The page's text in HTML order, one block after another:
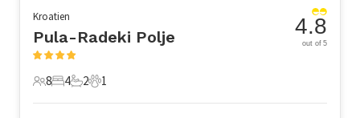
Kroatien
Pula-Radeki Polje
8 Gäste
8
4 Schlafzimmer
4
2 Badezimmer
2
1 Haustier
1
4.8
out of 5